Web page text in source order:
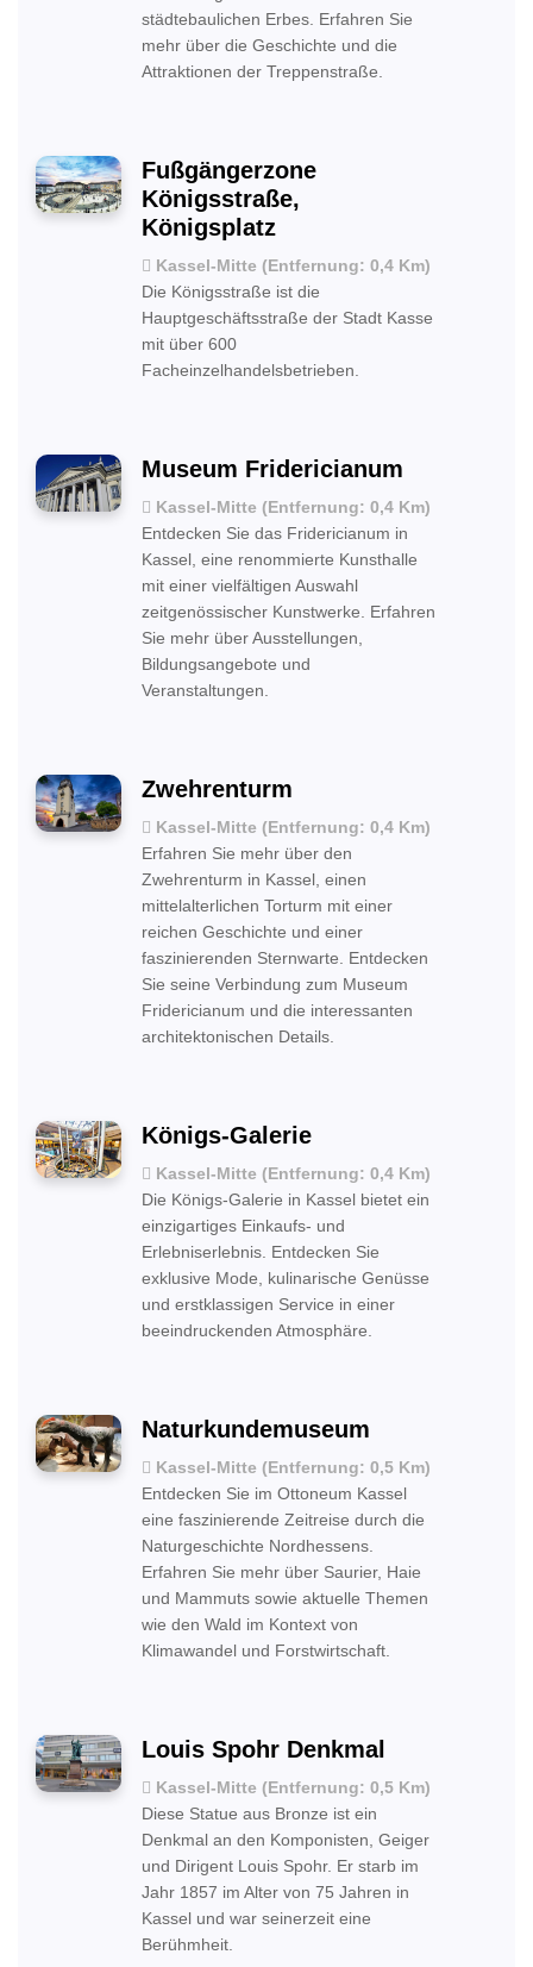
städtebaulichen Erbes. Erfahren Sie
mehr über die Geschichte und die
Attraktionen der Treppenstraße.
Fußgängerzone
Königsstraße,
Königsplatz
Kassel-Mitte (Entfernung: 0,4 Km)
Die Königsstraße ist die
Hauptgeschäftsstraße der Stadt Kasse
mit über 600
Facheinzelhandelsbetrieben.
Museum Fridericianum
Kassel-Mitte (Entfernung: 0,4 Km)
Entdecken Sie das Fridericianum in
Kassel, eine renommierte Kunsthalle
mit einer vielfältigen Auswahl
zeitgenössischer Kunstwerke. Erfahren
Sie mehr über Ausstellungen,
Bildungsangebote und
Veranstaltungen.
Zwehrenturm
Kassel-Mitte (Entfernung: 0,4 Km)
Erfahren Sie mehr über den
Zwehrenturm in Kassel, einen
mittelalterlichen Torturm mit einer
reichen Geschichte und einer
faszinierenden Sternwarte. Entdecken
Sie seine Verbindung zum Museum
Fridericianum und die interessanten
architektonischen Details.
Königs-Galerie
Kassel-Mitte (Entfernung: 0,4 Km)
Die Königs-Galerie in Kassel bietet ein
einzigartiges Einkaufs- und
Erlebniserlebnis. Entdecken Sie
exklusive Mode, kulinarische Genüsse
und erstklassigen Service in einer
beeindruckenden Atmosphäre.
Naturkundemuseum
Kassel-Mitte (Entfernung: 0,5 Km)
Entdecken Sie im Ottoneum Kassel
eine faszinierende Zeitreise durch die
Naturgeschichte Nordhessens.
Erfahren Sie mehr über Saurier, Haie
und Mammuts sowie aktuelle Themen
wie den Wald im Kontext von
Klimawandel und Forstwirtschaft.
Louis Spohr Denkmal
Kassel-Mitte (Entfernung: 0,5 Km)
Diese Statue aus Bronze ist ein
Denkmal an den Komponisten, Geiger
und Dirigent Louis Spohr. Er starb im
Jahr 1857 im Alter von 75 Jahren in
Kassel und war seinerzeit eine
Berühmheit.